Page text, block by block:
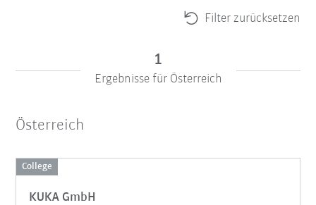
Filter zurücksetzen
1
Ergebnisse für Österreich
Österreich
College
KUKA GmbH